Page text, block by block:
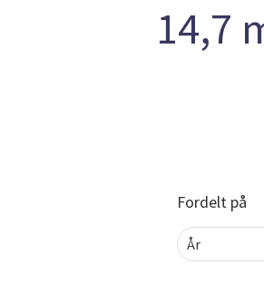
14,7
Fordelt på
År